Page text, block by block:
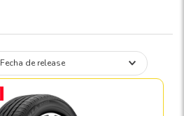
Fecha de release